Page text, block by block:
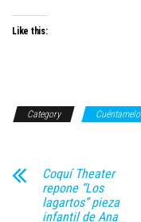
Like this:
Category Cuéntamelo
Coquí Theater
repone “Los
lagartos” pieza
infantil de Ana